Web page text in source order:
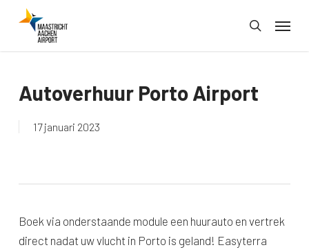
search
Menu
Autoverhuur Porto Airport
17 januari 2023
Boek via onderstaande module een huurauto en vertrek
direct nadat uw vlucht in Porto is geland! Easyterra